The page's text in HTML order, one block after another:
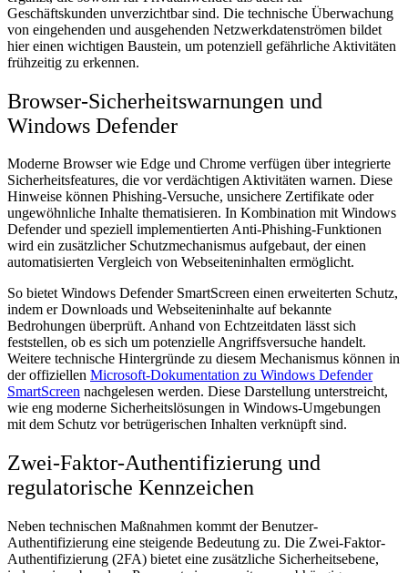
Geschäftskunden unverzichtbar sind. Die technische Überwachung
von eingehenden und ausgehenden Netzwerkdatenströmen bildet
hier einen wichtigen Baustein, um potenziell gefährliche Aktivitäten
frühzeitig zu erkennen.
Browser-Sicherheitswarnungen und
Windows Defender
Moderne Browser wie Edge und Chrome verfügen über integrierte
Sicherheitsfeatures, die vor verdächtigen Aktivitäten warnen. Diese
Hinweise können Phishing-Versuche, unsichere Zertifikate oder
ungewöhnliche Inhalte thematisieren. In Kombination mit Windows
Defender und speziell implementierten Anti-Phishing-Funktionen
wird ein zusätzlicher Schutzmechanismus aufgebaut, der einen
automatisierten Vergleich von Webseiteninhalten ermöglicht.
So bietet Windows Defender SmartScreen einen erweiterten Schutz,
indem er Downloads und Webseiteninhalte auf bekannte
Bedrohungen überprüft. Anhand von Echtzeitdaten lässt sich
feststellen, ob es sich um potenzielle Angriffsversuche handelt.
Weitere technische Hintergründe zu diesem Mechanismus können in
der offiziellen Microsoft-Dokumentation zu Windows Defender
SmartScreen nachgelesen werden. Diese Darstellung unterstreicht,
wie eng moderne Sicherheitslösungen in Windows-Umgebungen
mit dem Schutz vor betrügerischen Inhalten verknüpft sind.
Zwei-Faktor-Authentifizierung und
regulatorische Kennzeichen
Neben technischen Maßnahmen kommt der Benutzer-
Authentifizierung eine steigende Bedeutung zu. Die Zwei-Faktor-
Authentifizierung (2FA) bietet eine zusätzliche Sicherheitsebene,